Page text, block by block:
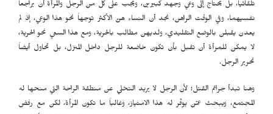
تلقائياً، بل يحتاج إلى وعي وجهد كبيرين، ويجب على كل من الرجل والمرأة أن يراجعا
نفسيهما، وفي الوقت الراهن، نجد أن النساء هنّ الأكثر توجهاً نحو هذا الوعي، إذ لم
يعدن يقبلن بالوضع التقليدي، ولديهن مطالب بالحرية، ومع هذا السعي نحو الحرية،
لا يمكن للمرأة أن تقبل بأن تكون خاضعة للرجل داخل المنزل، بل تحاول أيضاً
تحرير الرجل.
وهنا تبدأ جرائم القتل؛ لأن الرجل لا يريد التخلي عن منطقة الراحة التي منحها له
المجتمع، ويبحث عمّن يوفّر له هذا الامتياز، وغالباً ما تكون المرأة، لكن مع رفض